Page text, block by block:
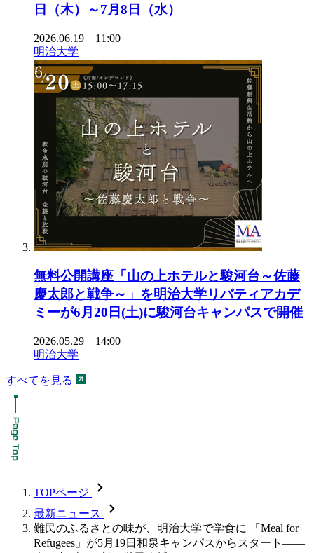
日（木）～7月8日（水）
2026.06.19 11:00
明治大学
無料公開講座「山の上ホテルと駿河台～佐藤
慶太郎と戦争～」を明治大学リバティアカデ
ミーが6月20日(土)に駿河台キャンパスで開催
2026.05.29 14:00
明治大学
すべてを見る
TOPページ chevron_forward
最新ニュース chevron_forward
難民のふるさとの味が、明治大学で学食に 「Meal for
Refugees」が5月19日和泉キャンパスからスタート――